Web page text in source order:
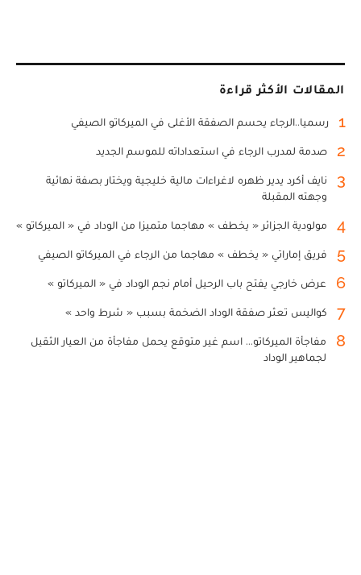
المقالات الأكثر قراءة
1 رسميا..الرجاء يحسم الصفقة الأغلى في الميركاتو الصيفي
2 صدمة لمدرب الرجاء في استعداداته للموسم الجديد
3
نايف أكرد يدير ظهره لاغراءات مالية خليجية ويختار بصفة نهائية
وجهته المقبلة
4 مولودية الجزائر « يخطف » مهاجما متميزا من الوداد في « الميركاتو »
5 فريق إماراتي « يخطف » مهاجما من الرجاء في الميركاتو الصيفي
6 عرض خارجي يفتح باب الرحيل أمام نجم الوداد في « الميركاتو »
7 كواليس تعثر صفقة الوداد الضخمة بسبب « شرط واحد »
8
مفاجأة الميركاتو... اسم غير متوقع يحمل مفاجأة من العيار الثقيل
لجماهير الوداد